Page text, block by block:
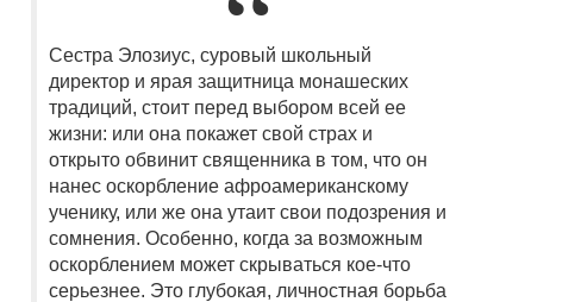
Сестра Элозиус, суровый школьный
директор и ярая защитница монашеских
традиций, стоит перед выбором всей ее
жизни: или она покажет свой страх и
открыто обвинит священника в том, что он
нанес оскорбление афроамериканскому
ученику, или же она утаит свои подозрения и
сомнения. Особенно, когда за возможным
оскорблением может скрываться кое-что
серьезнее. Это глубокая, личностная борьба